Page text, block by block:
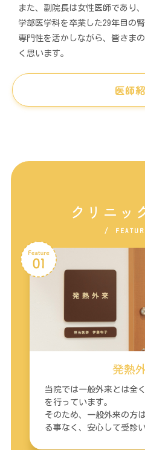
また、副院長は女性医師であり
学部医学科を卒業した29年目の
専門性を活かしながら、皆さま
く思います。
医師
クリニッ
発熱
当院では一般外来とは全
を行っています。
そのため、一般外来の方
る事なく、安心して受診